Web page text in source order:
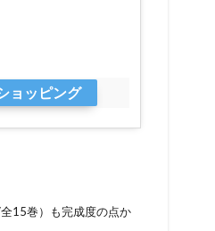
ョッピング
15巻）も完成度の点か